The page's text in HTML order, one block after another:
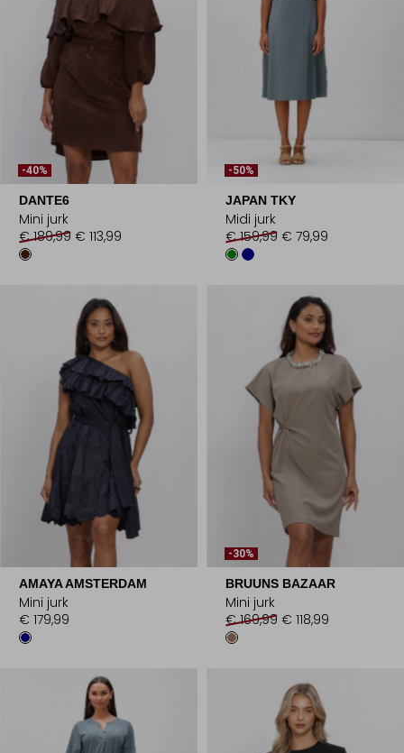
-40%
DANTE6
Mini jurk
€ 189,99 € 113,99
-50%
JAPAN TKY
Midi jurk
€ 159,99 € 79,99
AMAYA AMSTERDAM
Mini jurk
€ 179,99
-30%
BRUUNS BAZAAR
Mini jurk
€ 169,99 € 118,99